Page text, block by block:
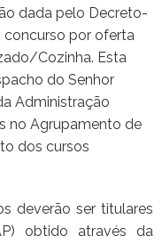
dada pelo Decreto-
concurso por oferta
Cozinha. Esta
do Senhor
Administração
no Agrupamento de
dos cursos
deverão ser titulares
obtido através da